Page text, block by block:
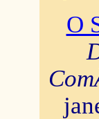
O